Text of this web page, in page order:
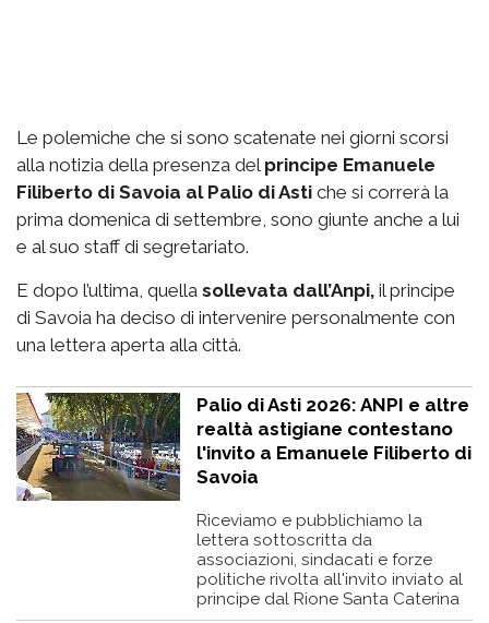
Le polemiche che si sono scatenate nei giorni scorsi
alla notizia della presenza del principe Emanuele
Filiberto di Savoia al Palio di Asti che si correrà la
prima domenica di settembre, sono giunte anche a lui
e al suo staff di segretariato.
E dopo l’ultima, quella sollevata dall’Anpi, il principe
di Savoia ha deciso di intervenire personalmente con
una lettera aperta alla città.
Palio di Asti 2026: ANPI e altre
realtà astigiane contestano
l'invito a Emanuele Filiberto di
Savoia
Riceviamo e pubblichiamo la
lettera sottoscritta da
associazioni, sindacati e forze
politiche rivolta all'invito inviato al
principe dal Rione Santa Caterina